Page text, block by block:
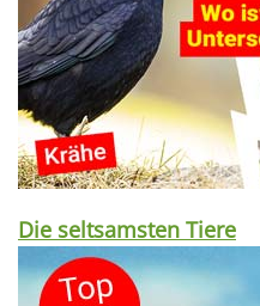
Die seltsamsten Tiere